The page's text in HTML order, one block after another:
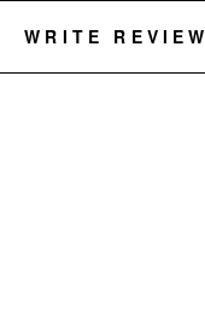
WRITE REVIEW